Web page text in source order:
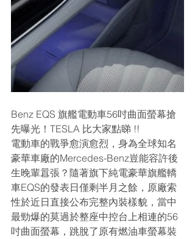
Benz EQS 旗艦電動車56吋曲面螢幕搶
先曝光！TESLA 比大家點睇 !!
電動車的戰爭愈演愈烈，身為全球知名
豪華車廠的Mercedes-Benz豈能容許後
生晚輩囂張？隨著旗下純電豪華旗艦轎
車EQS的發表日僅剩半月之餘，原廠索
性於近日直接公布完整內裝樣貌，當中
最勁爆的莫過於整座中控台上相連的56
吋曲面螢幕，跳脫了原有燃油車螢幕裝